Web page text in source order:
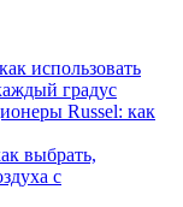
использовать
градус
Russel: как
выбрать,
с